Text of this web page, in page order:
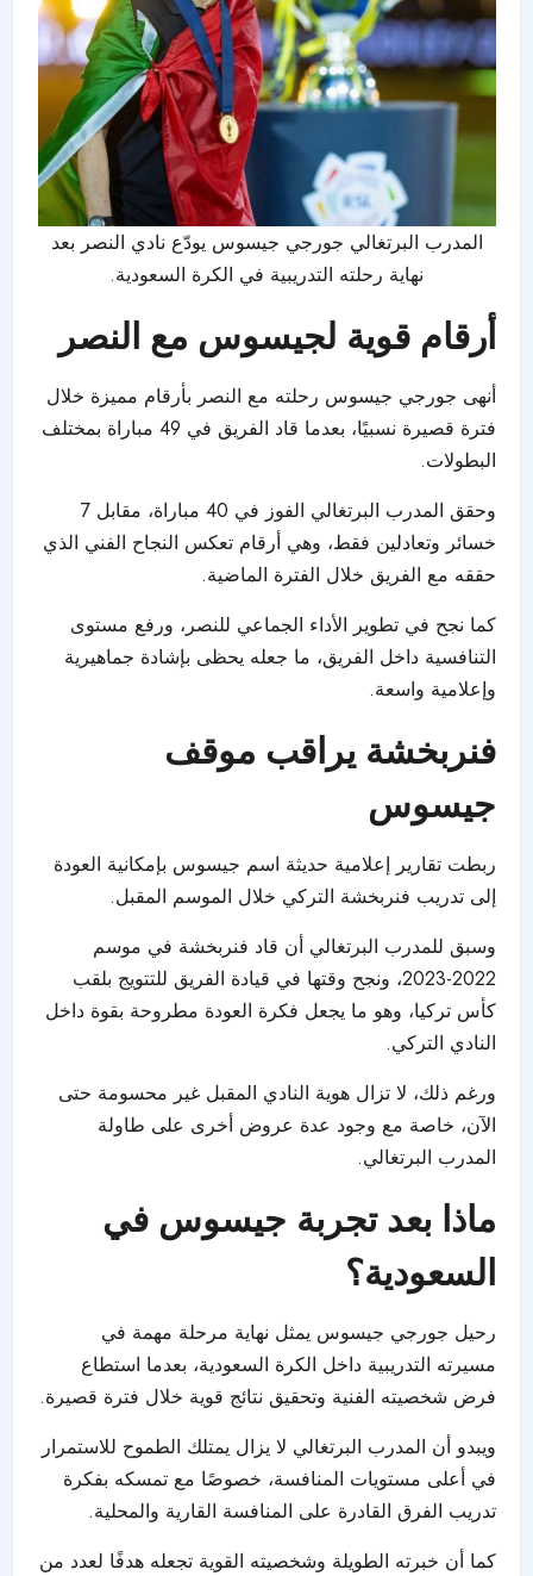
المدرب البرتغالي جورجي جيسوس يودّع نادي النصر بعد
نهاية رحلته التدريبية في الكرة السعودية.
أرقام قوية لجيسوس مع النصر
أنهى جورجي جيسوس رحلته مع النصر بأرقام مميزة خلال
فترة قصيرة نسبيًا، بعدما قاد الفريق في 49 مباراة بمختلف
البطولات.
وحقق المدرب البرتغالي الفوز في 40 مباراة، مقابل 7
خسائر وتعادلين فقط، وهي أرقام تعكس النجاح الفني الذي
حققه مع الفريق خلال الفترة الماضية.
كما نجح في تطوير الأداء الجماعي للنصر، ورفع مستوى
التنافسية داخل الفريق، ما جعله يحظى بإشادة جماهيرية
وإعلامية واسعة.
فنربخشة يراقب موقف
جيسوس
ربطت تقارير إعلامية حديثة اسم جيسوس بإمكانية العودة
إلى تدريب فنربخشة التركي خلال الموسم المقبل.
وسبق للمدرب البرتغالي أن قاد فنربخشة في موسم
2022-2023، ونجح وقتها في قيادة الفريق للتتويج بلقب
كأس تركيا، وهو ما يجعل فكرة العودة مطروحة بقوة داخل
النادي التركي.
ورغم ذلك، لا تزال هوية النادي المقبل غير محسومة حتى
الآن، خاصة مع وجود عدة عروض أخرى على طاولة
المدرب البرتغالي.
ماذا بعد تجربة جيسوس في
السعودية؟
رحيل جورجي جيسوس يمثل نهاية مرحلة مهمة في
مسيرته التدريبية داخل الكرة السعودية، بعدما استطاع
فرض شخصيته الفنية وتحقيق نتائج قوية خلال فترة قصيرة.
ويبدو أن المدرب البرتغالي لا يزال يمتلك الطموح للاستمرار
في أعلى مستويات المنافسة، خصوصًا مع تمسكه بفكرة
تدريب الفرق القادرة على المنافسة القارية والمحلية.
كما أن خبرته الطويلة وشخصيته القوية تجعله هدفًا لعدد من